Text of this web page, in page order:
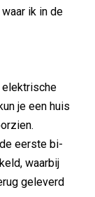
ik in de
elektrische
je een huis
eerste bi-
waarbij
geleverd